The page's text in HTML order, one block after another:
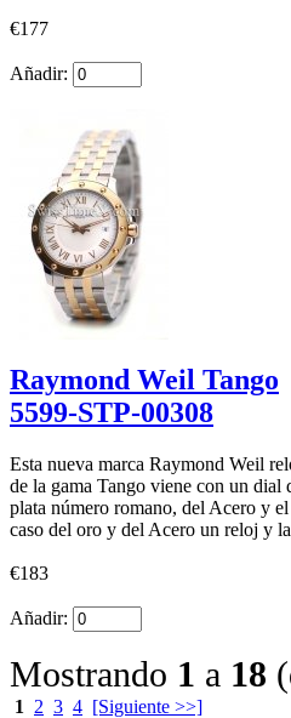
€177
Añadir:
Raymond Weil Tango
5599-STP-00308
Esta nueva marca Raymond Weil
de la gama Tango viene con un dial
plata número romano, del Acero y el
caso del oro y del Acero un reloj y
€183
Añadir:
Mostrando 1 a 18
1 2 3 4 [Siguiente >>]